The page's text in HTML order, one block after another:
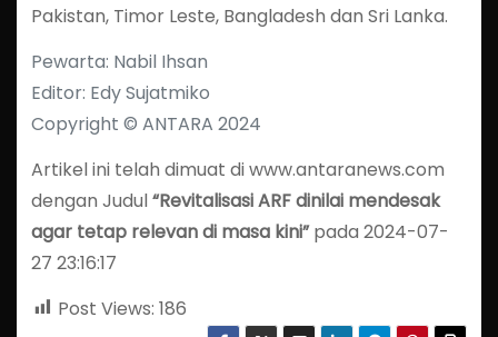
Pakistan, Timor Leste, Bangladesh dan Sri Lanka.
Pewarta: Nabil Ihsan
Editor: Edy Sujatmiko
Copyright © ANTARA 2024
Artikel ini telah dimuat di www.antaranews.com
dengan Judul“Revitalisasi ARF dinilai mendesak
agar tetap relevan di masa kini”pada 2024-07-
27 23:16:17
Post Views: 186